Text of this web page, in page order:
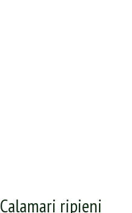
Calamari ripieni